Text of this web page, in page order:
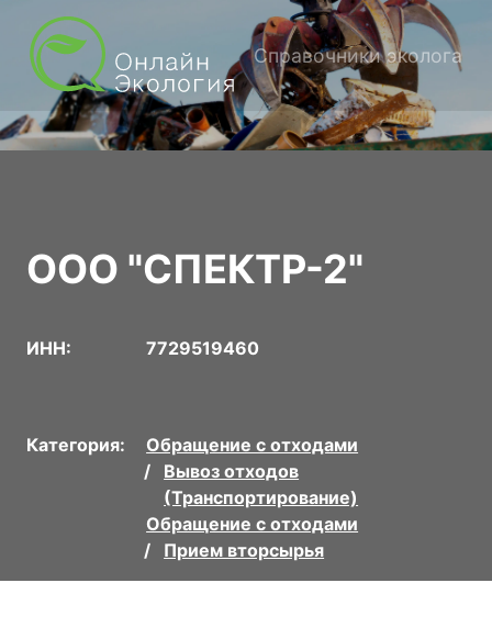
Справочники эколога
ООО "СПЕКТР-2"
ИНН: 7729519460
Категория:
Обращение с отходами
Вывоз отходов
(Транспортирование)
Обращение с отходами
Прием вторсырья